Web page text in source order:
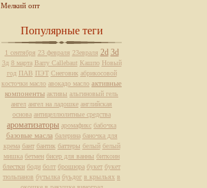
Мелкий опт
Популярные теги
1 сентября 23 февраля 23евраля 2d 3d
3д 8 марта Barry Callebaut Кашпо Новый
год ПАВ ПЭТ Снеговик абрикосовой
косточки масло авокадо масло активные
компоненты активы альгиновый гель
ангел ангел на ладошке английская
основа антицеллюлитные средства
ароматизаторы аромафикс бабочка
базовые масла балерина баночка для
крема бант бантик баттеры белый белый
мишка бетмен бисер для ванны биткоин
блестки боди болт брошюра букет букет
тюльпанов бутылка буьдог в крыльях в